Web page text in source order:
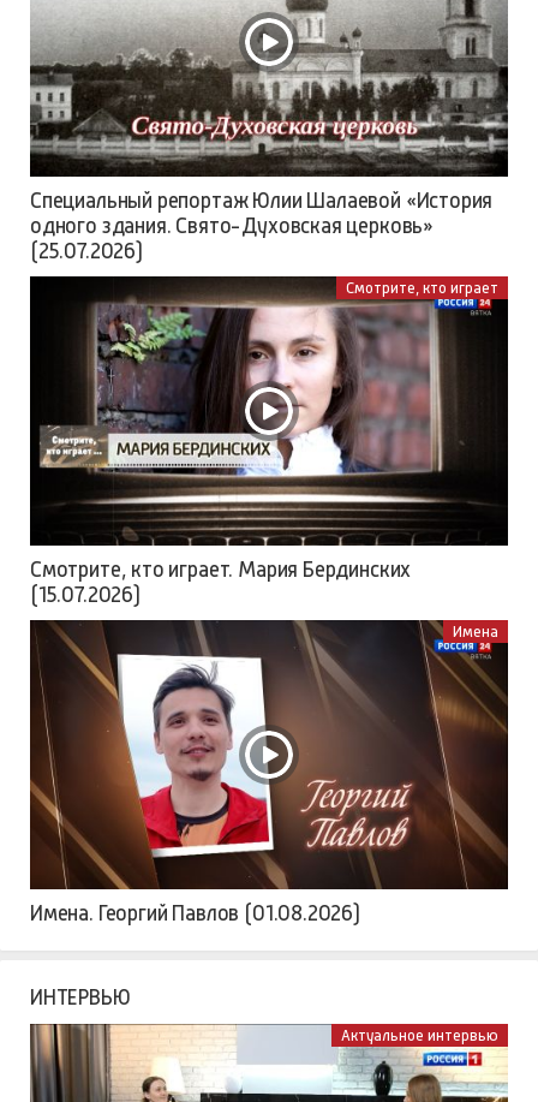
Специальный репортаж Юлии Шалаевой «История
одного здания. Свято-Духовская церковь»
(25.07.2026)
Смотрите, кто играет
Смотрите, кто играет. Мария Бердинских
(15.07.2026)
Имена
Имена. Георгий Павлов (01.08.2026)
ИНТЕРВЬЮ
Актуальное интервью